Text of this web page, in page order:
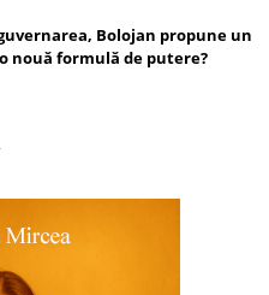
Bolojan propune un
nouă formulă de putere?